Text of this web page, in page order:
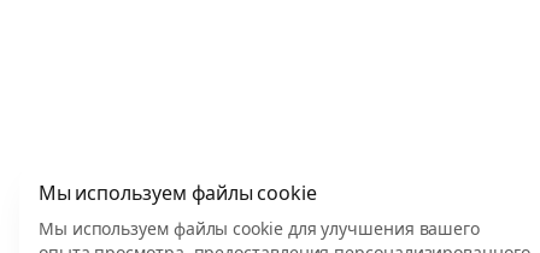
Мы используем файлы cookie
Мы используем файлы cookie для улучшения вашего